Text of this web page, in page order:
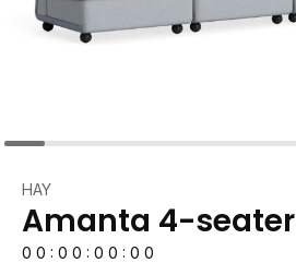
HAY
Amanta 4-seater
0 0 : 0 0 : 0 0 : 0 0